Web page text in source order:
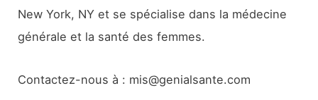
New York, NY et se spécialise dans la médecine
générale et la santé des femmes.
Contactez-nous à : mis@genialsante.com